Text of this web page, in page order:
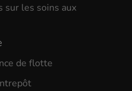
sur les soins aux
de flotte